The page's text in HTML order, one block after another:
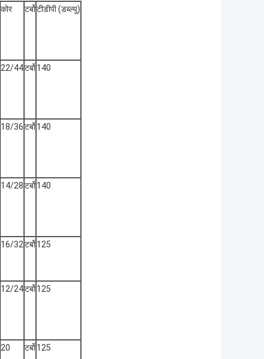
कोर टर्बोटीडीपी (डब्ल्यू)
22/44टर्बो140
18/36टर्बो140
14/28टर्बो140
16/32टर्बो125
12/24टर्बो125
20 टर्बो125